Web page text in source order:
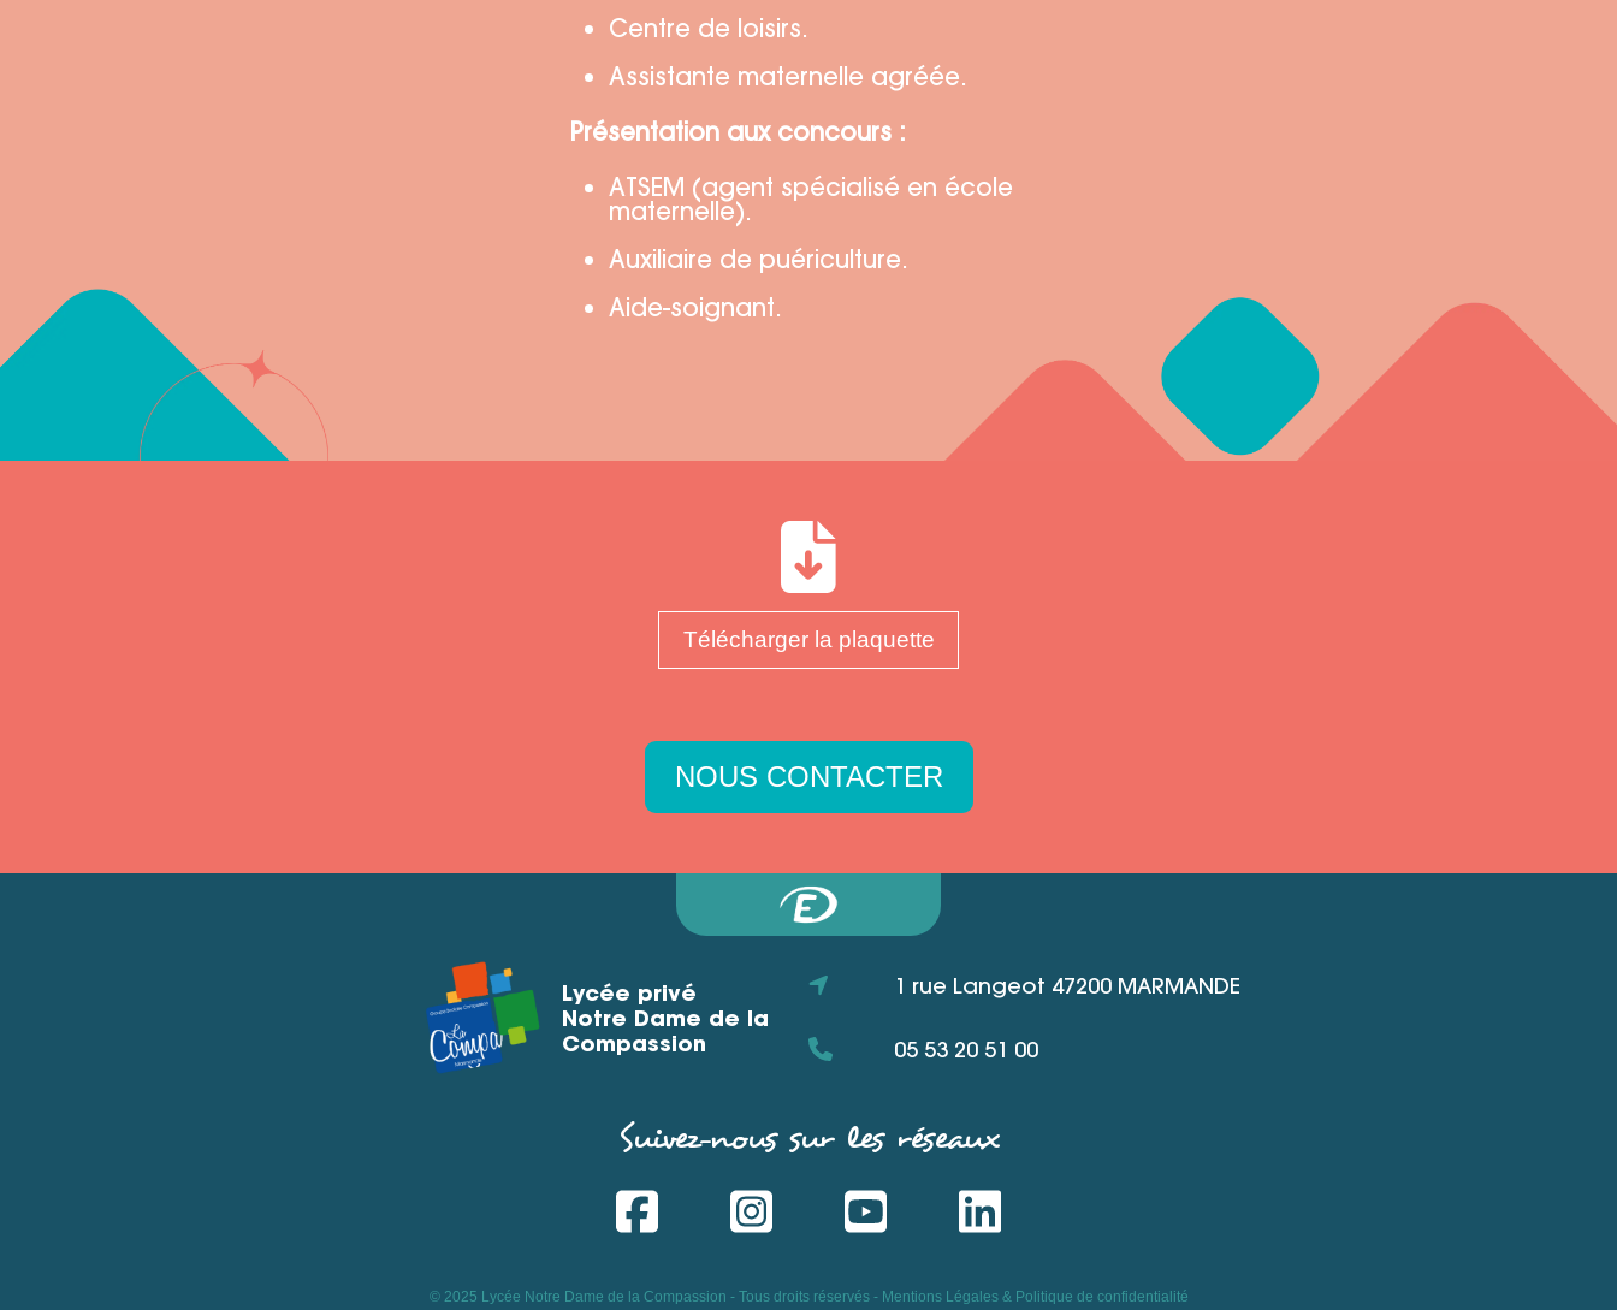
Centre de loisirs.
Assistante maternelle agréée.
Présentation aux concours :
ATSEM (agent spécialisé en école
maternelle).
Auxiliaire de puériculture.
Aide-soignant.
Télécharger la plaquette
NOUS CONTACTER
Lycée privé
Notre Dame de la
Compassion
1 rue Langeot 47200 MARMANDE
05 53 20 51 00
Suivez-nous sur les réseaux
© 2025 Lycée Notre Dame de la Compassion - Tous droits réservés - Mentions Légales & Politique de confidentialité